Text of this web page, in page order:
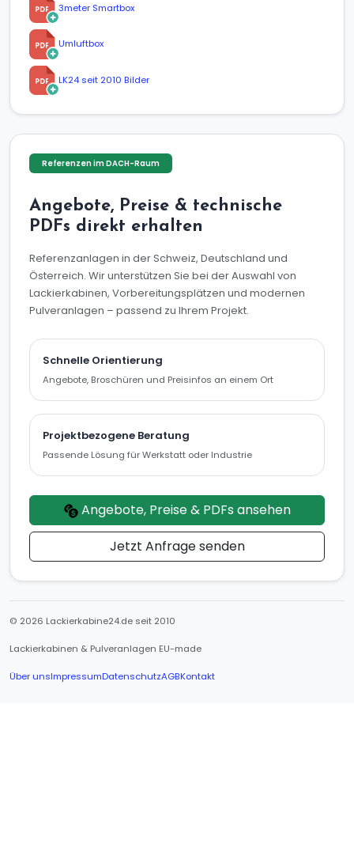
3meter Smartbox
Umluftbox
LK24 seit 2010 Bilder
Referenzen im DACH-Raum
Angebote, Preise & technische
PDFs direkt erhalten
Referenzanlagen in der Schweiz, Deutschland und
Österreich. Wir unterstützen Sie bei der Auswahl von
Lackierkabinen, Vorbereitungsplätzen und modernen
Pulveranlagen – passend zu Ihrem Projekt.
Schnelle Orientierung
Angebote, Broschüren und Preisinfos an einem Ort
Projektbezogene Beratung
Passende Lösung für Werkstatt oder Industrie
Angebote, Preise & PDFs ansehen
Jetzt Anfrage senden
© 2026 Lackierkabine24.de seit 2010
Lackierkabinen & Pulveranlagen EU-made
Über unsImpressumDatenschutzAGBKontakt